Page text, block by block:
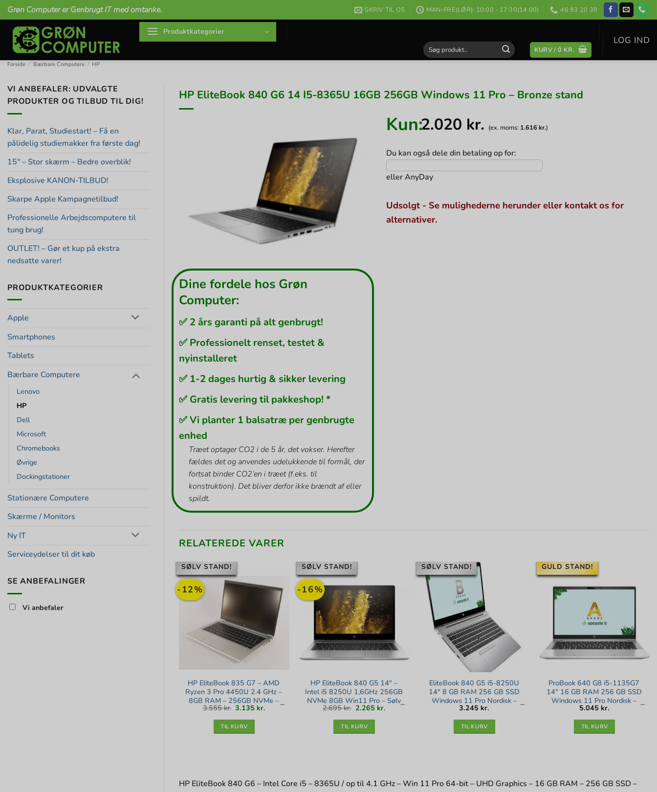
Fortsæt
til
indhold
Grøn Computer er Genbrugt IT med omtanke. SKRIV TIL OS MAN-FRE(LØR): 10:00 - 17:30(14:00) 46 93 20 39
Produktkategorier
Søg
efter:
KURV /0 KR.
LOG IND
Forside / Bærbare Computere / HP
VI ANBEFALER: UDVALGTE
PRODUKTER OG TILBUD TIL DIG!
Klar, Parat, Studiestart! – Få en
pålidelig studiemakker fra første dag!
15″ – Stor skærm – Bedre overblik!
Eksplosive KANON-TILBUD!
Skarpe Apple Kampagnetilbud!
Professionelle Arbejdscomputere til
tung brug!
OUTLET! – Gør et kup på ekstra
nedsatte varer!
PRODUKTKATEGORIER
Apple
Smartphones
Tablets
Bærbare Computere
Lenovo
HP
Dell
Microsoft
Chromebooks
Øvrige
Dockingstationer
Stationære Computere
Skærme / Monitors
Ny IT
Serviceydelser til dit køb
SE ANBEFALINGER
Vi anbefaler
HP EliteBook 840 G6 14 I5-8365U 16GB 256GB Windows 11 Pro – Bronze stand
Dine fordele hos Grøn
Computer:
✅ 2 års garanti på alt genbrugt!
✅ Professionelt renset, testet &
nyinstalleret
✅ 1-2 dages hurtig & sikker levering
✅ Gratis levering til pakkeshop! *
✅ Vi planter 1 balsatræ per genbrugte
enhed
Træet optager CO2 i de 5 år, det vokser. Herefter
fældes det og anvendes udelukkende til formål, der
fortsat binder CO2’en i træet (f.eks. til
konstruktion). Det bliver derfor ikke brændt af eller
spildt.
Kun:2.020 kr. (ex. moms: 1.616kr.)
Du kan også dele din betaling op for:
ellerAnyDay
Udsolgt - Se mulighederne herunder eller kontakt os for
alternativer.
RELATEREDE VARER
-12%
SØLV STAND!
HP EliteBook 835 G7 – AMD
Ryzen 3 Pro 4450U 2.4 GHz –
8GB RAM – 256GB NVMe –
13″ FHD – Sølv stand
3.555kr. Den
oprindelige
pris
3.135 kr.
TIL KURV
-16%
SØLV STAND!
HP EliteBook 840 G5 14″ –
Intel i5 8250U 1,6GHz 256GB
NVMe 8GB Win11 Pro – Sølv
stand
2.695kr. Den
oprindelige
pris
2.265 kr.Den
aktuelle
pris
TIL KURV
SØLV STAND!
EliteBook 840 G5 i5-8250U
14″ 8 GB RAM 256 GB SSD
Windows 11 Pro Nordisk –
Sølv stand
3.245 kr.
TIL KURV
GULD STAND!
ProBook 640 G8 i5-1135G7
14″ 16 GB RAM 256 GB SSD
Windows 11 Pro Nordisk –
Guld stand
5.045 kr.
TIL KURV
HP EliteBook 840 G6 – Intel Core i5 – 8365U / op til 4.1 GHz – Win 11 Pro 64-bit – UHD Graphics – 16 GB RAM – 256 GB SSD –